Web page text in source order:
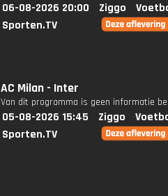
06-08-2026 20:00 Ziggo
Sporten.TV
AC Milan - Inter
Van dit programma is geen informatie
05-08-2026 15:45 Ziggo
Sporten.TV